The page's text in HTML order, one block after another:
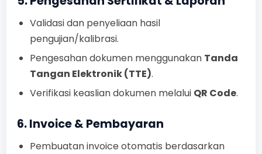
Validasi dan penyeliaan hasil
pengujian/kalibrasi.
Pengesahan dokumen menggunakan Tanda
Tangan Elektronik (TTE).
Verifikasi keaslian dokumen melalui QR Code.
6. Invoice & Pembayaran
Pembuatan invoice otomatis berdasarkan